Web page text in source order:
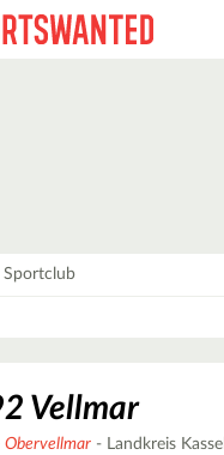
Vellmar
Obervellmar - Landkreis Kassel